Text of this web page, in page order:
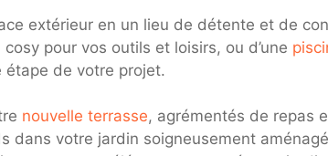
extérieur en un lieu de détente et de
pour vos outils et loisirs, ou d’une
étape de votre projet.
nouvelle terrasse, agrémentés de repas
dans votre jardin soigneusement